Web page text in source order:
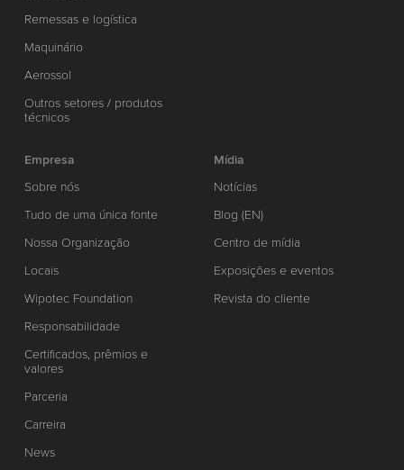
Remessas e logística
Maquinário
Aerossol
Outros setores / produtos
técnicos
Empresa
Sobre nós
Tudo de uma única fonte
Nossa Organização
Locais
Wipotec Foundation
Responsabilidade
Certificados, prêmios e
valores
Parceria
Carreira
News
Mídia
Notícias
Blog (EN)
Centro de mídia
Exposições e eventos
Revista do cliente